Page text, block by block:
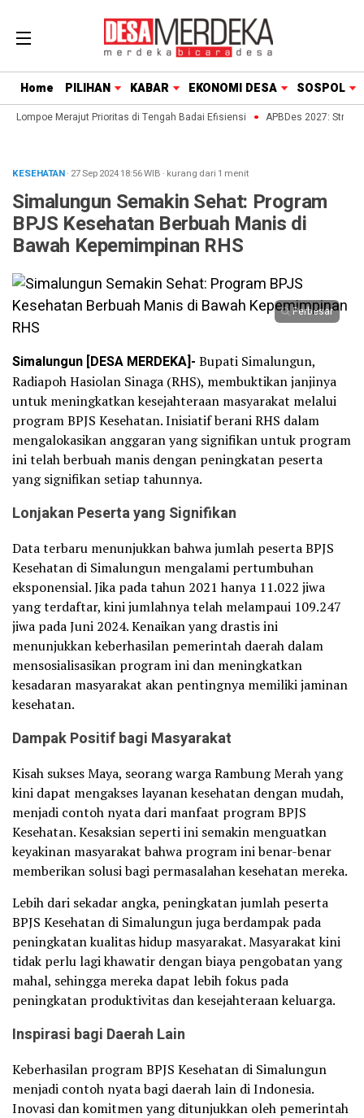
Home PILIHAN KABAR EKONOMI DESA SOSPOL
Lompoe Merajut Prioritas di Tengah Badai Efisiensi APBDes 2027:
KESEHATAN· 27 Sep 202418:56WIB · kurang dari 1 menit
Simalungun Semakin Sehat: Program
BPJS Kesehatan Berbuah Manis di
Bawah Kepemimpinan RHS
Perbesar
Simalungun [DESA MERDEKA]- Bupati Simalungun,
Radiapoh Hasiolan Sinaga (RHS), membuktikan janjinya
untuk meningkatkan kesejahteraan masyarakat melalui
program BPJS Kesehatan. Inisiatif berani RHS dalam
mengalokasikan anggaran yang signifikan untuk program
ini telah berbuah manis dengan peningkatan peserta
yang signifikan setiap tahunnya.
Lonjakan Peserta yang Signifikan
Data terbaru menunjukkan bahwa jumlah peserta BPJS
Kesehatan di Simalungun mengalami pertumbuhan
eksponensial. Jika pada tahun 2021 hanya 11.022 jiwa
yang terdaftar, kini jumlahnya telah melampaui 109.247
jiwa pada Juni 2024. Kenaikan yang drastis ini
menunjukkan keberhasilan pemerintah daerah dalam
mensosialisasikan program ini dan meningkatkan
kesadaran masyarakat akan pentingnya memiliki jaminan
kesehatan.
Dampak Positif bagi Masyarakat
Kisah sukses Maya, seorang warga Rambung Merah yang
kini dapat mengakses layanan kesehatan dengan mudah,
menjadi contoh nyata dari manfaat program BPJS
Kesehatan. Kesaksian seperti ini semakin menguatkan
keyakinan masyarakat bahwa program ini benar-benar
memberikan solusi bagi permasalahan kesehatan mereka.
Lebih dari sekadar angka, peningkatan jumlah peserta
BPJS Kesehatan di Simalungun juga berdampak pada
peningkatan kualitas hidup masyarakat. Masyarakat kini
tidak perlu lagi khawatir dengan biaya pengobatan yang
mahal, sehingga mereka dapat lebih fokus pada
peningkatan produktivitas dan kesejahteraan keluarga.
Inspirasi bagi Daerah Lain
Keberhasilan program BPJS Kesehatan di Simalungun
menjadi contoh nyata bagi daerah lain di Indonesia.
Inovasi dan komitmen yang ditunjukkan oleh pemerintah